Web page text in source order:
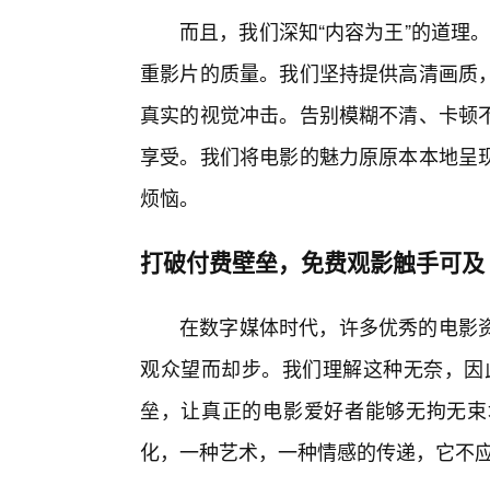
而且，我们深知“内容为王”的道理
重影片的质量。我们坚持提供高清画
真实的视觉冲击。告别模糊不清、卡
享受。我们将电影的魅力原原本本地
烦恼。
打破付费壁垒，免费观影触手可及
在数字媒体时代，许多优秀的电影
观众望而却步。我们理解这种无奈，
垒，让真正的电影爱好者能够无拘无
化，一种艺术，一种情感的传递，它不